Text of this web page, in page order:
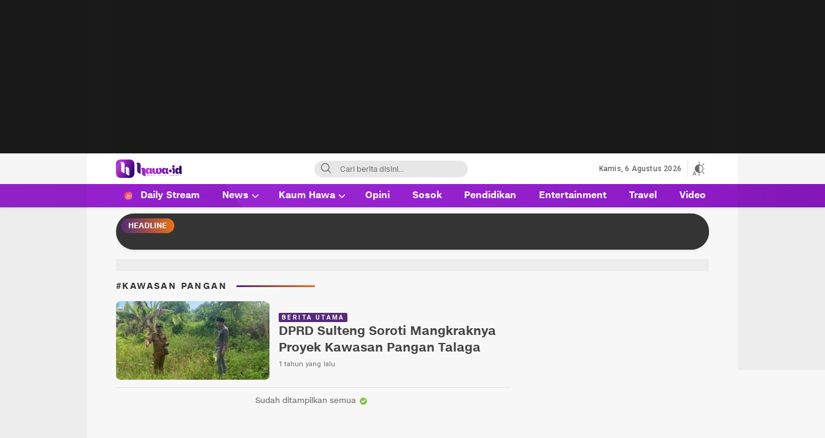
HAWA
Haluan Wanita Indonesia
Kamis, 6 Agustus 2026
Daily Stream News Kaum Hawa Opini Sosok Pendidikan Entertainment Travel Video
HEADLINE
#KAWASAN PANGAN
BERITA UTAMA
DPRD Sulteng Soroti Mangkraknya
Proyek Kawasan Pangan Talaga
1 tahun yang lalu
Sudah ditampilkan semua